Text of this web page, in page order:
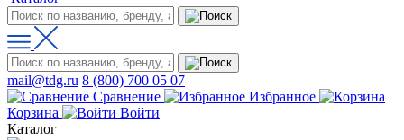
mail@tdg.ru 8 (800) 700 05 07
Сравнение
Избранное
Корзина
Войти
Каталог